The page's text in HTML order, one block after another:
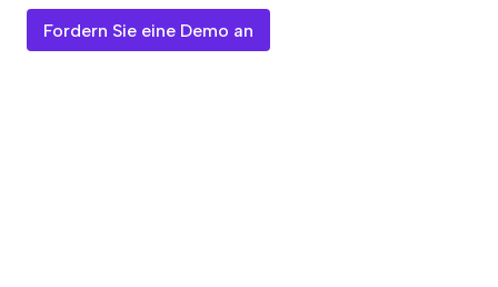
Fordern Sie eine Demo an